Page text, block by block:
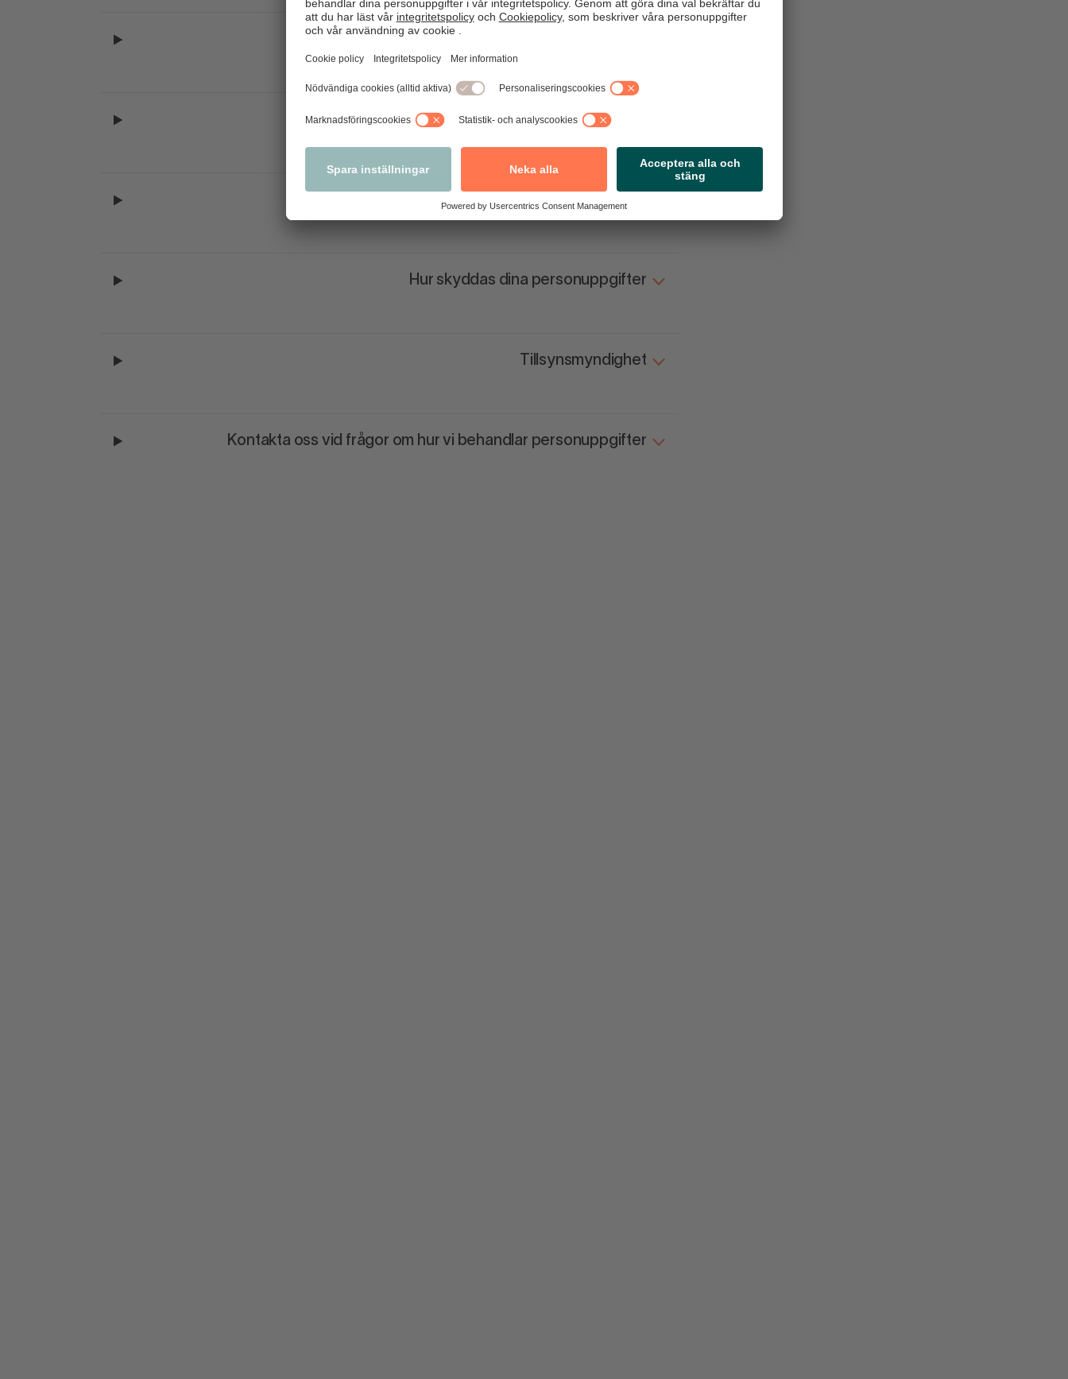
Hur länge sparar vi dina personuppgifter
Vad är dina rättigheter som registrerad?
Hur hanterar vi personnummer
Hur skyddas dina personuppgifter
Tillsynsmyndighet
Kontakta oss vid frågor om hur vi behandlar personuppgifter